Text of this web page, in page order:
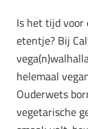
Is het tijd voor
etentje? Bij
helemaal
Ouderwets
vegetarische